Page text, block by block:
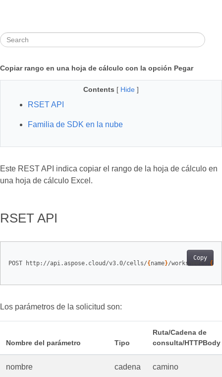
Copiar rango en una hoja de cálculo con la opción Pegar
Contents [ Hide ]
RSET API
Familia de SDK en la nube
Este REST API indica copiar el rango de la hoja de cálculo en
una hoja de cálculo Excel.
RSET API
Copy
POST http://api.aspose.cloud/v3.0/cells/{ name}/worksheets/ {
Los parámetros de la solicitud son:
Nombre del parámetro Tipo
Ruta/Cadena de
consulta/HTTPBody
nombre cadena camino